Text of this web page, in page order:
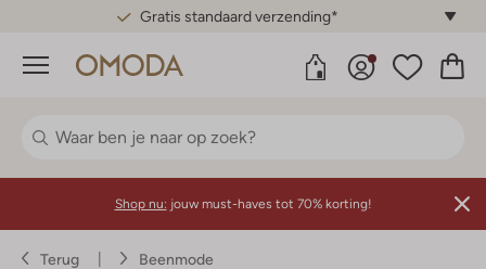
Gratis standaard verzending*
Menu
Shop nu: jouw must-haves tot 70% korting!
Terug Beenmode